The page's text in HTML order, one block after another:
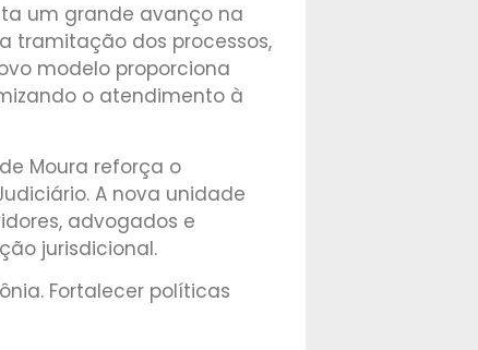
um grande avanço na
tramitação dos processos,
modelo proporciona
o atendimento à
Moura reforça o
A nova unidade
advogados e
jurisdicional.
Fortalecer políticas